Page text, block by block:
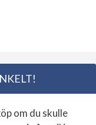
om du skulle